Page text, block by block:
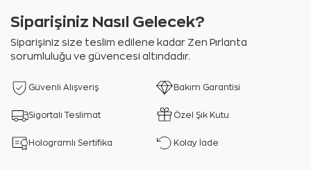
Siparişiniz Nasıl Gelecek?
Siparişiniz size teslim edilene kadar Zen Pırlanta
sorumluluğu ve güvencesi altındadır.
Güvenli Alışveriş Bakım Garantisi
Sigortalı Teslimat Özel Şık Kutu
Hologramlı Sertifika Kolay İade